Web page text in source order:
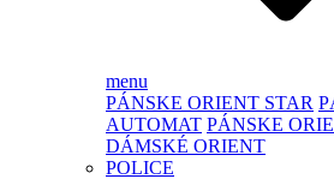
menu
PÁNSKE ORIENT STAR
AUTOMAT PÁNSKE
DÁMSKÉ ORIENT
POLICE